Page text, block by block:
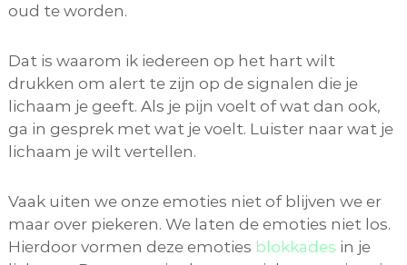
oud te worden.
Dat is waarom ik iedereen op het hart wilt
drukken om alert te zijn op de signalen die je
lichaam je geeft. Als je pijn voelt of wat dan ook,
ga in gesprek met wat je voelt. Luister naar wat je
lichaam je wilt vertellen.
Vaak uiten we onze emoties niet of blijven we er
maar over piekeren. We laten de emoties niet los.
Hierdoor vormen deze emoties blokkades in je